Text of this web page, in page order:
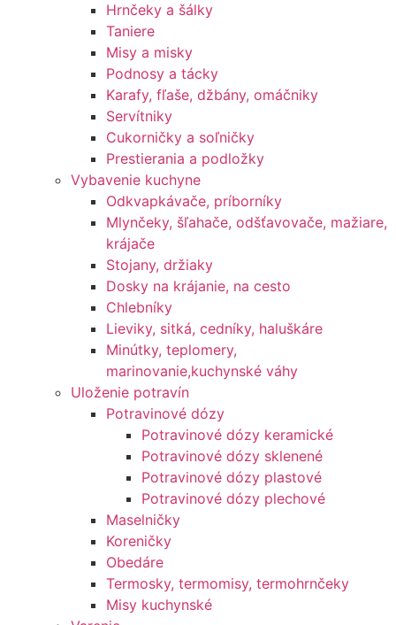
Hrnčeky a šálky
Taniere
Misy a misky
Podnosy a tácky
Karafy, fľaše, džbány, omáčniky
Servítniky
Cukorničky a soľničky
Prestierania a podložky
Vybavenie kuchyne
Odkvapkávače, príborníky
Mlynčeky, šľahače, odšťavovače, mažiare,
krájače
Stojany, držiaky
Dosky na krájanie, na cesto
Chlebníky
Lieviky, sitká, cedníky, haluškáre
Minútky, teplomery,
marinovanie,kuchynské váhy
Uloženie potravín
Potravinové dózy
Potravinové dózy keramické
Potravinové dózy sklenené
Potravinové dózy plastové
Potravinové dózy plechové
Maselničky
Koreničky
Obedáre
Termosky, termomisy, termohrnčeky
Misy kuchynské